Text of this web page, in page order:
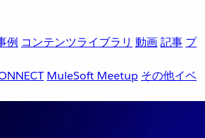
例 コンテンツライブラリ 動画記事 プ
MuleSoft Meetup その他イベ